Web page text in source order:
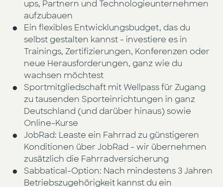
ups, Partnern und Technologieunternehmen
aufzubauen
Ein flexibles Entwicklungsbudget, das du
selbst gestalten kannst - investiere es in
Trainings, Zertifizierungen, Konferenzen oder
neue Herausforderungen, ganz wie du
wachsen möchtest
Sportmitgliedschaft mit Wellpass für Zugang
zu tausenden Sporteinrichtungen in ganz
Deutschland (und darüber hinaus) sowie
Online-Kurse
JobRad: Leaste ein Fahrrad zu günstigeren
Konditionen über JobRad - wir übernehmen
zusätzlich die Fahrradversicherung
Sabbatical-Option: Nach mindestens 3 Jahren
Betriebszugehörigkeit kannst du ein